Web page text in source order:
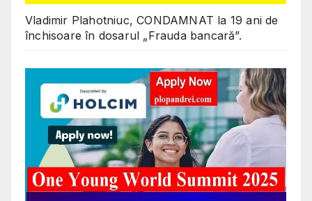
Vladimir Plahotniuc, CONDAMNAT la 19 ani de
închisoare în dosarul „Frauda bancară”.